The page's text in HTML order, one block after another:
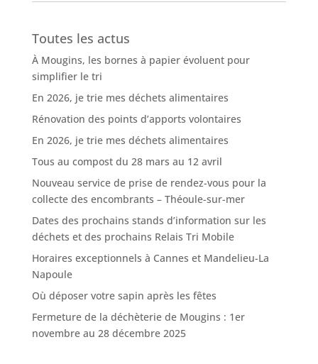
Toutes les actus
À Mougins, les bornes à papier évoluent pour
simplifier le tri
En 2026, je trie mes déchets alimentaires
Rénovation des points d’apports volontaires
En 2026, je trie mes déchets alimentaires
Tous au compost du 28 mars au 12 avril
Nouveau service de prise de rendez-vous pour la
collecte des encombrants – Théoule-sur-mer
Dates des prochains stands d’information sur les
déchets et des prochains Relais Tri Mobile
Horaires exceptionnels à Cannes et Mandelieu-La
Napoule
Où déposer votre sapin après les fêtes
Fermeture de la déchèterie de Mougins : 1er
novembre au 28 décembre 2025